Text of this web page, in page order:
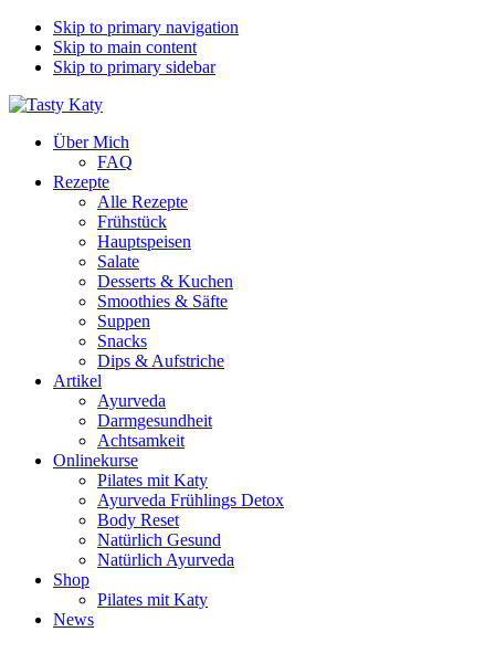
Skip to primary navigation
Skip to main content
Skip to primary sidebar
Über Mich
FAQ
Rezepte
Alle Rezepte
Frühstück
Hauptspeisen
Salate
Desserts & Kuchen
Smoothies & Säfte
Suppen
Snacks
Dips & Aufstriche
Artikel
Ayurveda
Darmgesundheit
Achtsamkeit
Onlinekurse
Pilates mit Katy
Ayurveda Frühlings Detox
Body Reset
Natürlich Gesund
Natürlich Ayurveda
Shop
Pilates mit Katy
News